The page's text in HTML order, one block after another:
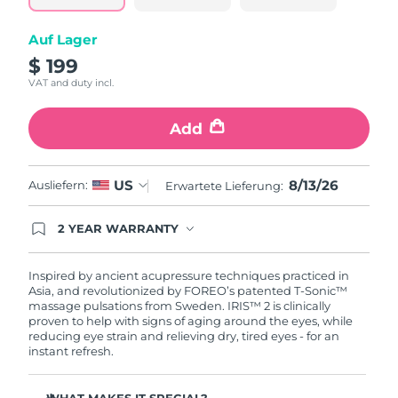
Auf Lager
$ 199
VAT and duty incl.
Add
Ausliefern: US Erwartete Lieferung: 8/13/26
2 YEAR WARRANTY
issues within 2-year of purchase, FOREO will
replace your product free of charge.
Inspired by ancient acupressure techniques practiced in
Asia, and revolutionized by FOREO’s patented T-Sonic™
massage pulsations from Sweden. IRIS™ 2 is clinically
proven to help with signs of aging around the eyes, while
reducing eye strain and relieving dry, tired eyes - for an
instant refresh.
Taiwan
Thailand
Türkei
Vereinigte Arabische
Emirate
8/13/26
Vereinigtes
Königreich
Vereinigte Staaten Erwartete Lieferung8/13/26
Usbekistan Erwartete Lieferung8/17/26
Vietnam Erwartete Lieferung8/18/26